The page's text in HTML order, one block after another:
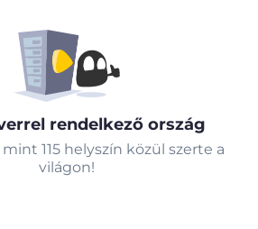
rendelkező ország
115 helyszín közül szerte a
világon!